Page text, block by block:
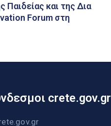
Παιδείας και της Δια
Forum στη
crete.gov.gr